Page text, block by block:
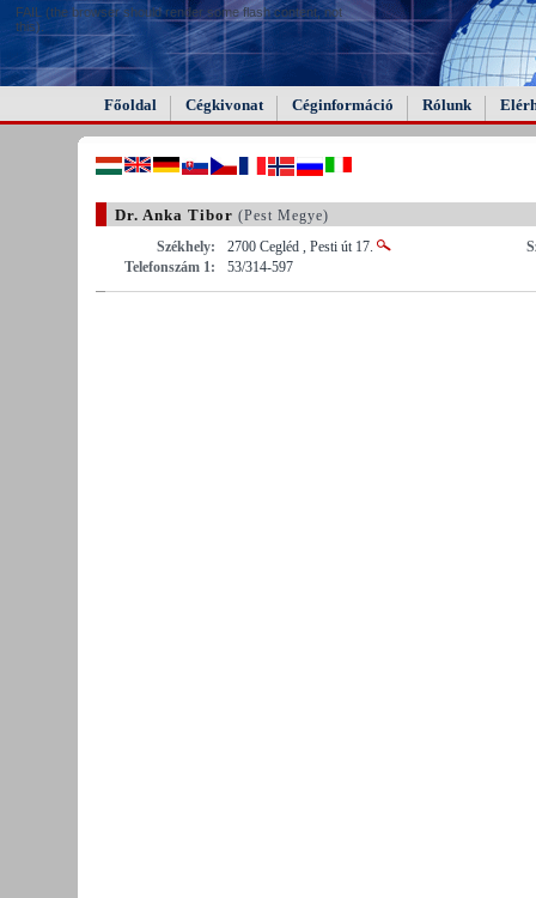
FAIL (the browser should render some flash content, not
this).
Főoldal Cégkivonat Céginformáció Rólunk
Dr. Anka Tibor (Pest Megye)
Székhely:
2700 Cegléd , Pesti út 17.
Telefonszám 1:
53/314-597